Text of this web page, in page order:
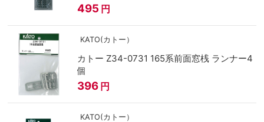
495 円
KATO(カトー）
カトー Z34-0731 165系前面窓桟 ランナー4
個
396 円
KATO(カトー）